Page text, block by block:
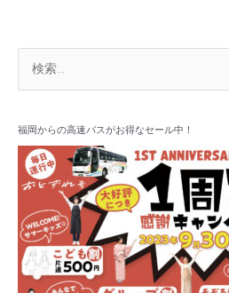
索
象
:
福岡からの高速バスがお得なセール中！
カ
ブ